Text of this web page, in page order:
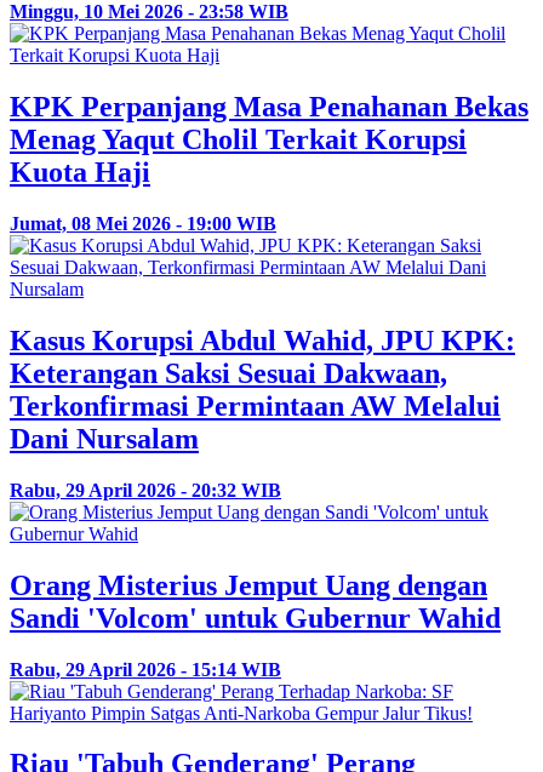
Minggu, 10 Mei 2026 - 23:58 WIB
KPK Perpanjang Masa Penahanan Bekas
Menag Yaqut Cholil Terkait Korupsi
Kuota Haji
Jumat, 08 Mei 2026 - 19:00 WIB
Kasus Korupsi Abdul Wahid, JPU KPK:
Keterangan Saksi Sesuai Dakwaan,
Terkonfirmasi Permintaan AW Melalui
Dani Nursalam
Rabu, 29 April 2026 - 20:32 WIB
Orang Misterius Jemput Uang dengan
Sandi 'Volcom' untuk Gubernur Wahid
Rabu, 29 April 2026 - 15:14 WIB
Riau 'Tabuh Genderang' Perang